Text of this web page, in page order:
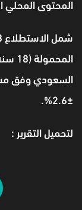
المحتوى المحلي
السعودي وفق
±2.6%.
لتحميل التقرير :